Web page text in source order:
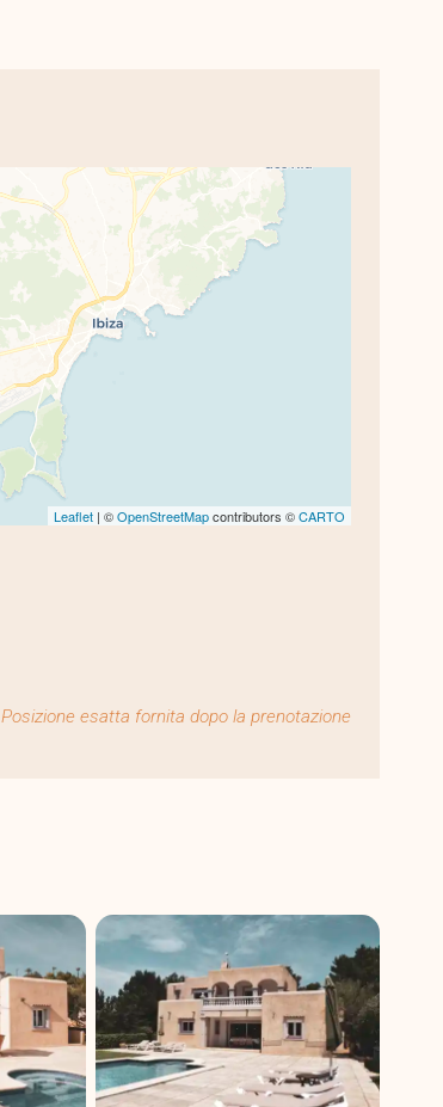
Leaflet | ©OpenStreetMapcontributors ©CARTO
Posizione esatta fornita dopo la prenotazione